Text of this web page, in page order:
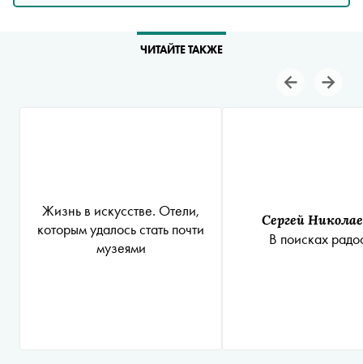
ЧИТАЙТЕ ТАКЖЕ
Жизнь в искусстве. Отели,
которым удалось стать почти
музеями
Сергей
В поисках